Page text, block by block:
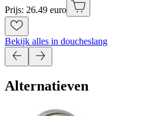
Prijs: 26.49 euro
Bekijk alles in doucheslang
Alternatieven